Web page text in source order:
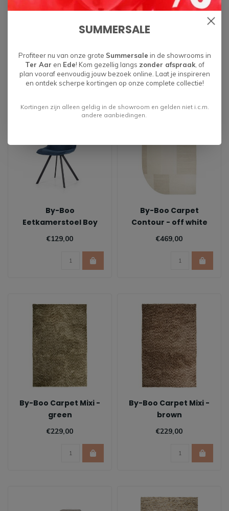
Eetkamerstoel Nido
By-Boo
Eetkamerstoel Boy
€129,00
By-Boo Carpet
Contour - off white
€469,00
By-Boo Carpet Mixi -
green
€229,00
By-Boo Carpet Mixi -
brown
€229,00
SUMMERSALE
Profiteer nu van onze grote Summersale in de showrooms in
Ter Aar en Ede! Kom gezellig langs zonder afspraak, of
plan vooraf eenvoudig jouw bezoek online. Laat je inspireren
en ontdek scherpe kortingen op onze complete collectie!
Kortingen zijn alleen geldig in de showroom en gelden niet i.c.m.
andere aanbiedingen.